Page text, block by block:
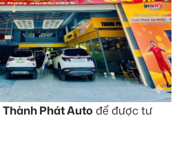
Thành Phát Auto để được tư